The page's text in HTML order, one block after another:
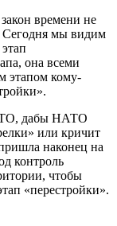
времени не
Сегодня мы видим
она всеми
этапом кому-
дабы НАТО
или кричит
наконец на
контроль
чтобы
«перестройки».